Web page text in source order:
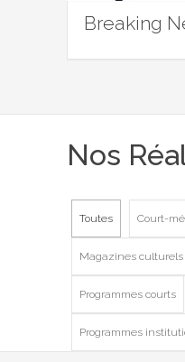
Breaking
Nos
Toutes Court-
Magazines culturels
Programmes courts
Programmes